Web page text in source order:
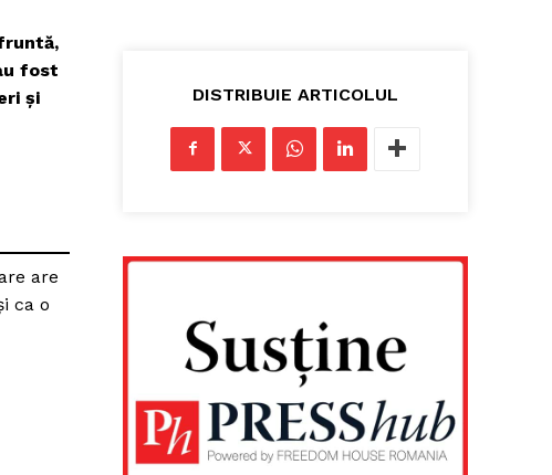
fost
și
are
ca o
DISTRIBUIE ARTICOLUL